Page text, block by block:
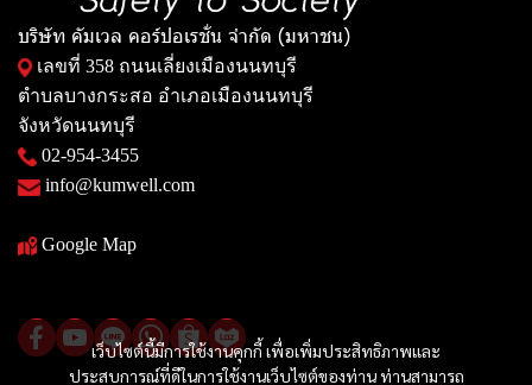
เว็บไซต์นี้มีการใช้งานคุกกี้ เพื่อเพิ่มประสิทธิภาพและ
ประสบการณ์ที่ดีในการใช้งานเว็บไซต์ของท่าน ท่านสามารถ
บริษัท คัมเวล คอร์ปอเรชั่น จำกัด (มหาชน)
เลขที่ 358 ถนนเลี่ยงเมืองนนทบุรี
ตำบลบางกระสอ อำเภอเมืองนนทบุรี
จังหวัดนนทบุรี
02-954-3455
info@kumwell.com
Google Map